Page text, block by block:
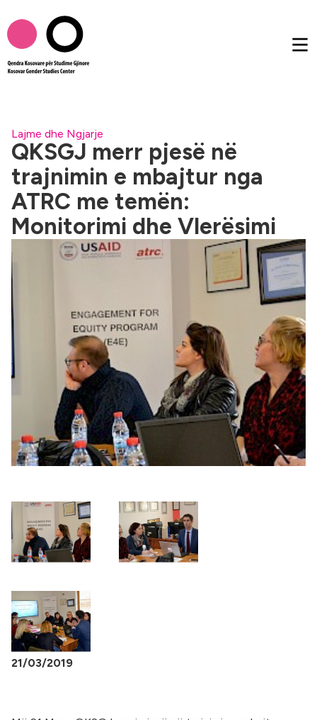
Lajme dhe Ngjarje
QKSGJ merr pjesë në
trajnimin e mbajtur nga
ATRC me temën:
Monitorimi dhe Vlerësimi
21/03/2019
Rreth nesh
Publikimet
Femtalk
Multimedia